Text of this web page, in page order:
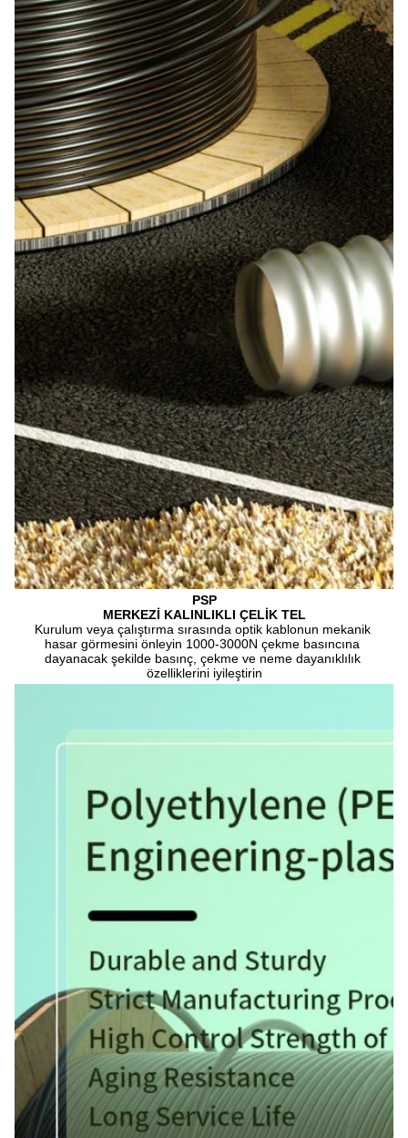
PSP
MERKEZİ KALINLIKLI ÇELİK TEL
Kurulum veya çalıştırma sırasında optik kablonun mekanik
hasar görmesini önleyin 1000-3000N çekme basıncına
dayanacak şekilde basınç, çekme ve neme dayanıklılık
özelliklerini iyileştirin